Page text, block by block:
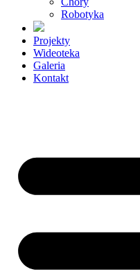
Robotyka
Projekty
Wideoteka
Galeria
Kontakt